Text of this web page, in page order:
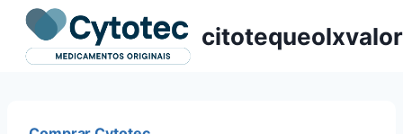
Pular
para
citotequeolxvalor